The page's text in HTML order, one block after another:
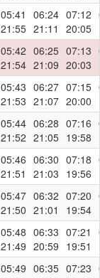
05:41
21:55
06:24
21:11
07:12
20:05
05:42
21:54
06:25
21:09
07:13
20:03
05:43
21:53
06:27
21:07
07:15
20:00
05:44
21:52
06:28
21:05
07:16
19:58
05:46
21:51
06:30
21:03
07:18
19:56
05:47
21:50
06:32
21:01
07:20
19:54
05:48
21:49
06:33
20:59
07:21
19:51
05:49 06:35 07:23